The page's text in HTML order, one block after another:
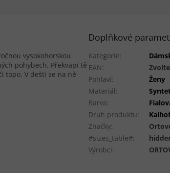
vysokohorskou
pohybech. Překvapí tě
topo. V dešti se na ně
Doplňkové
Kategorie:
EAN:
Pohlaví:
Ženy
Materiál:
Barva:
Druh produktu:
Značky:
#sizes_table#:
Výrobci: